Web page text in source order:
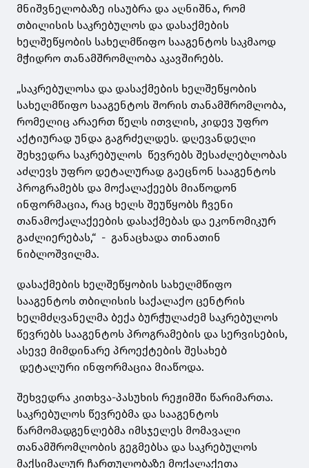
მნიშვნელობაზე ისაუბრა და აღნიშნა, რომ
თბილისის საკრებულოს და დასაქმების
ხელშეწყობის სახელმწიფო სააგენტოს საკმაოდ
მჭიდრო თანამშრომლობა აკავშირებს.
„საკრებულოსა და დასაქმების ხელშეწყობის
სახელმწიფო სააგენტოს შორის თანამშრომლობა,
რომელიც არაერთ წელს ითვლის, კიდევ უფრო
აქტიურად უნდა გაგრძელდეს. დღევანდელი
შეხვედრა საკრებულოს წევრებს შესაძლებლობას
აძლევს უფრო დეტალურად გაეცნონ სააგენტოს
პროგრამებს და მოქალაქეებს მიაწოდონ
ინფორმაცია, რაც ხელს შეუწყობს ჩვენი
თანამოქალაქეების დასაქმებას და ეკონომიკურ
გაძლიერებას,“ - განაცხადა თინათინ
ნიბლოშვილმა.
დასაქმების ხელშეწყობის სახელმწიფო
სააგენტოს თბილისის საქალაქო ცენტრის
ხელმძღვანელმა ბექა ბურჭულაძემ საკრებულოს
წევრებს სააგენტოს პროგრამების და სერვისების,
ასევე მიმდინარე პროექტების შესახებ
დეტალური ინფორმაცია მიაწოდა.
შეხვედრა კითხვა-პასუხის რეჟიმში წარიმართა.
საკრებულოს წევრებმა და სააგენტოს
წარმომადგენლებმა იმსჯელეს მომავალი
თანამშრომლობის გეგმებსა და საკრებულოს
მაქსიმალურ ჩართულობაზე მოქალაქეთა